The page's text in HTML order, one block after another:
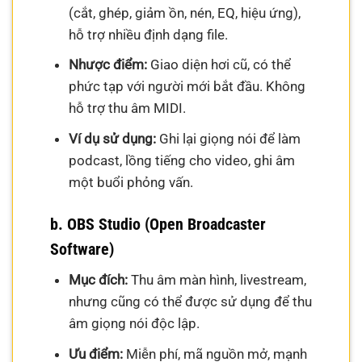
(cắt, ghép, giảm ồn, nén, EQ, hiệu ứng),
hỗ trợ nhiều định dạng file.
Nhược điểm:Giao diện hơi cũ, có thể
phức tạp với người mới bắt đầu. Không
hỗ trợ thu âm MIDI.
Ví dụ sử dụng:Ghi lại giọng nói để làm
podcast, lồng tiếng cho video, ghi âm
một buổi phỏng vấn.
b. OBS Studio (Open Broadcaster
Software)
Mục đích:Thu âm màn hình, livestream,
nhưng cũng có thể được sử dụng để thu
âm giọng nói độc lập.
Ưu điểm:Miễn phí, mã nguồn mở, mạnh